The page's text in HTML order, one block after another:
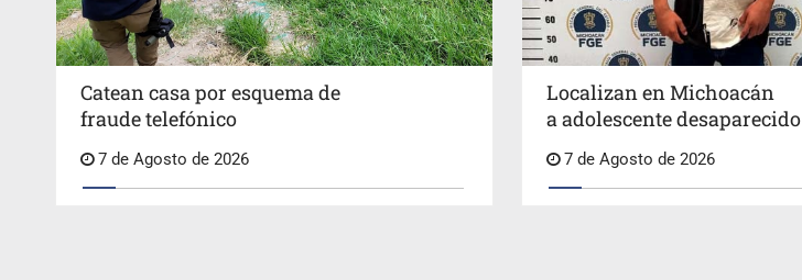
Catean casa por esquema de
fraude telefónico
7 de Agosto de 2026
Localizan en Michoacán
a adolescente desaparecido
7 de Agosto de 2026